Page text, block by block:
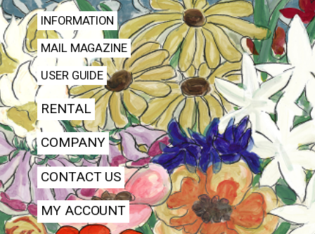
INFORMATION
MAIL MAGAZINE
USER GUIDE
RENTAL
COMPANY
CONTACT US
MY ACCOUNT